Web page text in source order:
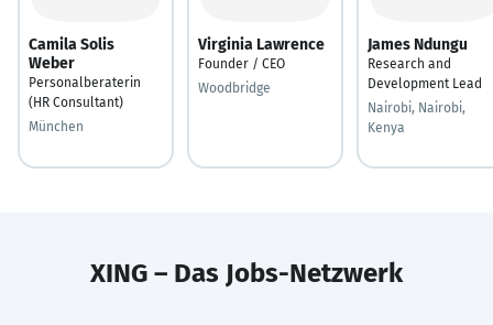
Camila Solis
Weber
Personalberaterin
(HR Consultant)
München
Virginia Lawrence
Founder / CEO
Woodbridge
James Ndungu
Research and
Development Lead
Nairobi, Nairobi,
Kenya
XING – Das Jobs-Netzwerk